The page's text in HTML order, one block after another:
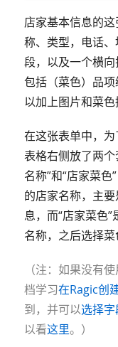
店家基本信息的
称、类型，电话
段，以及一个横向
包括（菜色）品
以加上图片和菜色
在这张表单中，
表格右侧放了两个
名称”和“店家菜色
的店家名称，主
息，而“店家菜色”
名称，之后选择菜
（注：如果没有
档学习在Ragic创
到，并可以选择
以看这里。）